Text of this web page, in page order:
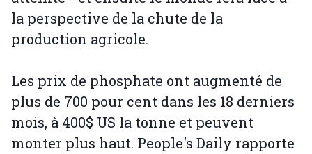
la perspective de la chute de la
production agricole.
Les prix de phosphate ont augmenté de
plus de 700 pour cent dans les 18 derniers
mois, à 400$ US la tonne et peuvent
monter plus haut. People's Daily rapporte